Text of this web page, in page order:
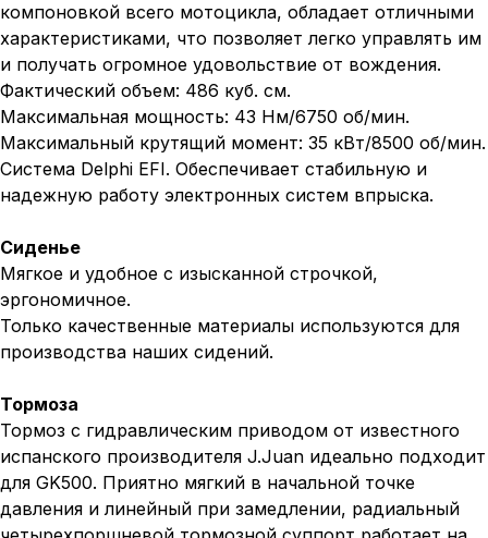
компоновкой всего мотоцикла, обладает отличными
характеристиками, что позволяет легко управлять им
и получать огромное удовольствие от вождения.
Фактический объем: 486 куб. см.
Максимальная мощность: 43 Нм/6750 об/мин.
Максимальный крутящий момент: 35 кВт/8500 об/мин.
Система Delphi EFI. Обеспечивает стабильную и
надежную работу электронных систем впрыска.
Сиденье
Мягкое и удобное с изысканной строчкой,
эргономичное.
Только качественные материалы используются для
производства наших сидений.
Тормоза
Тормоз с гидравлическим приводом от известного
испанского производителя J.Juan идеально подходит
для GK500. Приятно мягкий в начальной точке
давления и линейный при замедлении, радиальный